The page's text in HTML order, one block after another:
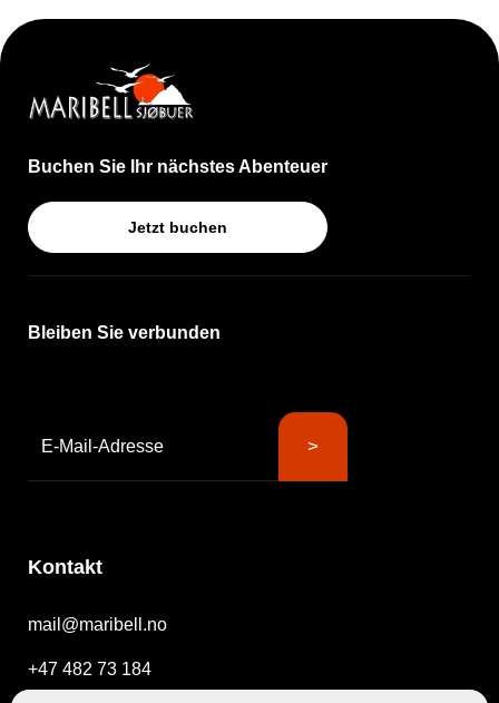
Buchen Sie Ihr nächstes Abenteuer
Jetzt buchen
Bleiben Sie verbunden
Kontakt
mail@maribell.no
+47 482 73 184